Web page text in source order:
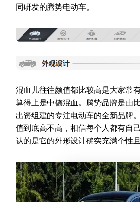
同研发的腾势电动车。
混血儿往往颜值都比较高是大家常
算得上是中德混血。腾势品牌是由
出资组建的专注电动车的全新品牌
值到底高不高，相信每个人都有自
认的是它的外形设计确实充满个性